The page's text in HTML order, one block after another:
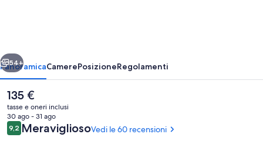
Avanti
54+
PanoramicaCamerePosizioneRegolamenti
Il
prezzo
attuale
è
135 €
135 €
tasse e oneri inclusi
30 ago - 31 ago
Recensioni
9,29,2 su 10
MeravigliosoVedi le 60 recensioni